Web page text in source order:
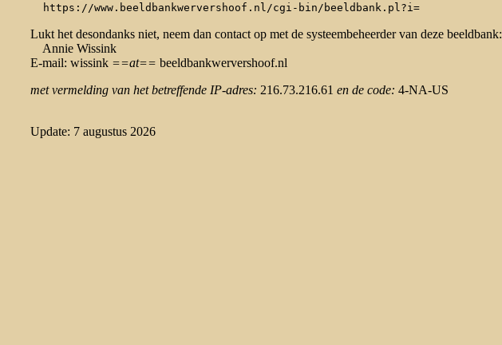
https://www.beeldbankwervershoof.nl/cgi-bin/beeldbank.pl?i=
Lukt het desondanks niet, neem dan contact op met de systeembeheerder van deze beeldbank:
Annie Wissink
E-mail: wissink ==at== beeldbankwervershoof.nl
met vermelding van het betreffende IP-adres: 216.73.216.61 en de code: 4-NA-US
Update: 7 augustus 2026